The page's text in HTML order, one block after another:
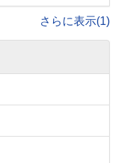
さらに表示(1)